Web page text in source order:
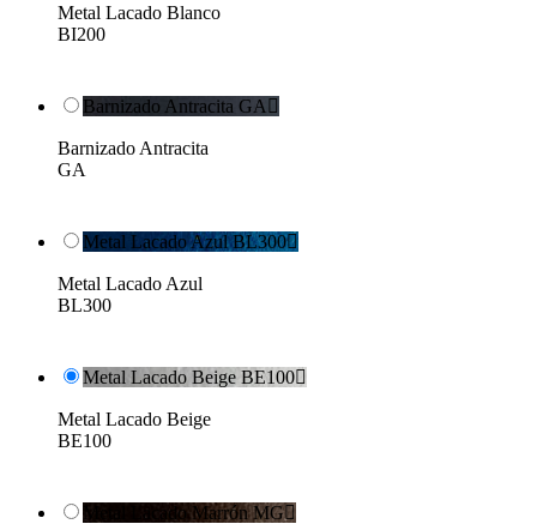
Metal Lacado Blanco
BI200
Barnizado Antracita GA 
Barnizado Antracita
GA
Metal Lacado Azul BL300
Metal Lacado Azul
BL300
Metal Lacado Beige BE100
Metal Lacado Beige
BE100
Metal Lacado Marrón MG